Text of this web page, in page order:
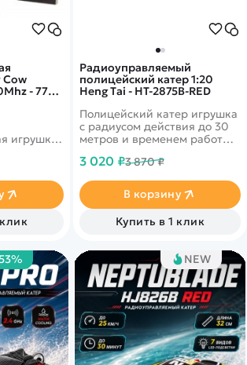
Cow
- 777-
игрушка
Радиоуправляемый
полицейский катер 1:20
Heng Tai - HT-2875B-RED
Полицейский катер игрушка
с радиусом действия до 30
метров и временем работы
выполнена в красном цвете.
3 020 ₽3 870 ₽
В корзину
Купить в 1 клик
NEW